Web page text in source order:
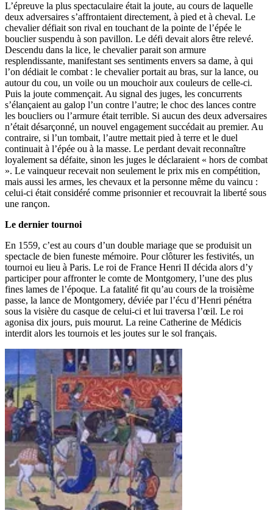
L’épreuve la plus spectaculaire était la joute, au cours de laquelle
deux adversaires s’affrontaient directement, à pied et à cheval. Le
chevalier défiait son rival en touchant de la pointe de l’épée le
bouclier suspendu à son pavillon. Le défi devait alors être relevé.
Descendu dans la lice, le chevalier parait son armure
resplendissante, manifestant ses sentiments envers sa dame, à qui
l’on dédiait le combat : le chevalier portait au bras, sur la lance, ou
autour du cou, un voile ou un mouchoir aux couleurs de celle-ci.
Puis la joute commençait. Au signal des juges, les concurrents
s’élançaient au galop l’un contre l’autre; le choc des lances contre
les boucliers ou l’armure était terrible. Si aucun des deux adversaires
n’était désarçonné, un nouvel engagement succédait au premier. Au
contraire, si l’un tombait, l’autre mettait pied à terre et le duel
continuait à l’épée ou à la masse. Le perdant devait reconnaître
loyalement sa défaite, sinon les juges le déclaraient « hors de combat
». Le vainqueur recevait non seulement le prix mis en compétition,
mais aussi les armes, les chevaux et la personne même du vaincu :
celui-ci était considéré comme prisonnier et recouvrait la liberté sous
une rançon.
Le dernier tournoi
En 1559, c’est au cours d’un double mariage que se produisit un
spectacle de bien funeste mémoire. Pour clôturer les festivités, un
tournoi eu lieu à Paris. Le roi de France Henri II décida alors d’y
participer pour affronter le comte de Montgomery, l’une des plus
fines lames de l’époque. La fatalité fit qu’au cours de la troisième
passe, la lance de Montgomery, déviée par l’écu d’Henri pénétra
sous la visière du casque de celui-ci et lui traversa l’œil. Le roi
agonisa dix jours, puis mourut. La reine Catherine de Médicis
interdit alors les tournois et les joutes sur le sol français.